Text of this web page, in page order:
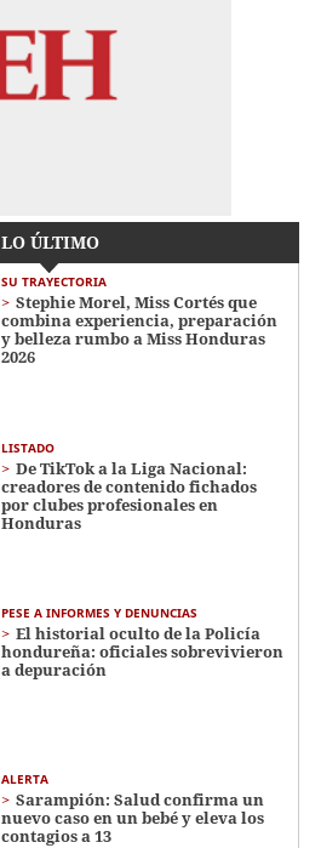
LO ÚLTIMO
SU TRAYECTORIA
Stephie Morel, Miss Cortés que
combina experiencia, preparación
y belleza rumbo a Miss Honduras
2026
LISTADO
De TikTok a la Liga Nacional:
creadores de contenido fichados
por clubes profesionales en
Honduras
PESE A INFORMES Y DENUNCIAS
El historial oculto de la Policía
hondureña: oficiales sobrevivieron
a depuración
ALERTA
Sarampión: Salud confirma un
nuevo caso en un bebé y eleva los
contagios a 13